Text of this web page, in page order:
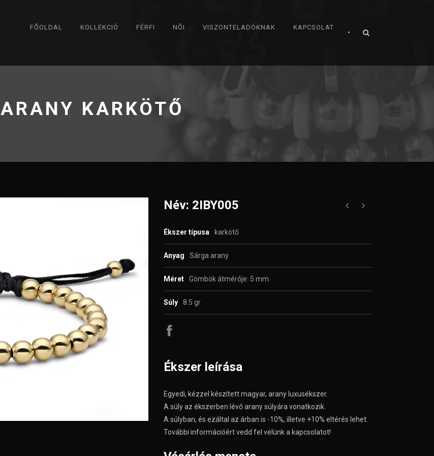
FŐOLDAL KOLLEKCIÓ FÉRFI NŐI VISZONTELADÓKNAK KAPCSOLAT
•
ARANY KARKÖTŐ
Név: 2IBY005
Ékszer típusa karkötő
Anyag Sárga arany
Méret Gömbök átmérője: 5 mm.
Súly 8.5 gr
Ékszer leírása
Egyedi, kézzel készített magyar, arany luxusékszer.
A súly az ékszerben lévő arany súlyára vonatkozik.
A súlyban, és ezáltal az árban is -10%, illetve +10% eltérés lehet.
További információért vedd fel velünk a kapcsolatot!